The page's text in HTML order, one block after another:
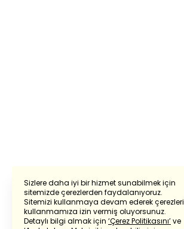
Sizlere daha iyi bir hizmet sunabilmek için
sitemizde çerezlerden faydalanıyoruz.
Sitemizi kullanmaya devam ederek çerezleri
kullanmamıza izin vermiş oluyorsunuz.
Detaylı bilgi almak için ‘Çerez Politikasını’ve
Powered by Translate